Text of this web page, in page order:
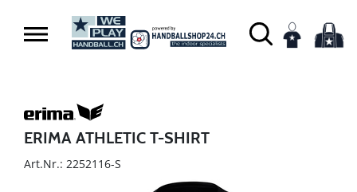
ERIMA ATHLETIC T-SHIRT
Art.Nr.: 2252116-S